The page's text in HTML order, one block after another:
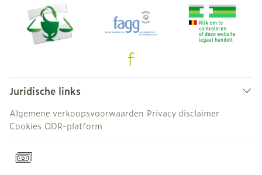
Juridische links
Algemene verkoopsvoorwaarden Privacy disclaimer
Cookies ODR-platform